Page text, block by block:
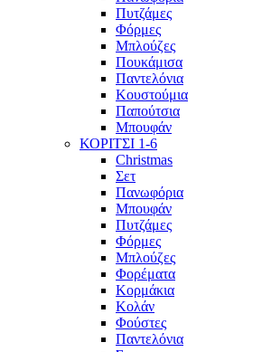
Πυτζάμες
Φόρμες
Μπλούζες
Πουκάμισα
Παντελόνια
Κουστούμια
Παπούτσια
Μπουφάν
ΚΟΡΙΤΣΙ 1-6
Christmas
Σετ
Πανωφόρια
Μπουφάν
Πυτζάμες
Φόρμες
Μπλούζες
Φορέματα
Κορμάκια
Κολάν
Φούστες
Παντελόνια